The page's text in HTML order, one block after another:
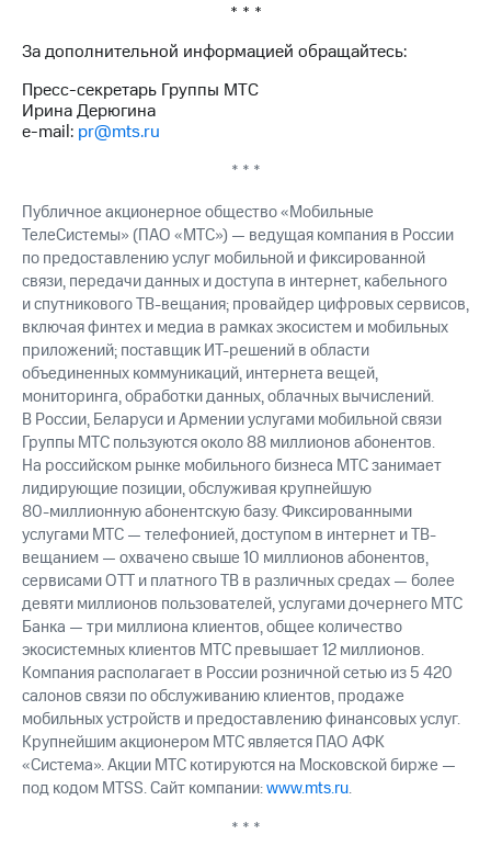
* * *
За дополнительной информацией обращайтесь:
Пресс-секретарь Группы МТС
Ирина Дерюгина
e-mail: pr@mts.ru
* * *
Публичное акционерное общество «Мобильные
ТелеСистемы» (ПАО «МТС») — ведущая компания в России
по предоставлению услуг мобильной и фиксированной
связи, передачи данных и доступа в интернет, кабельного
и спутникового ТВ-вещания; провайдер цифровых сервисов,
включая финтех и медиа в рамках экосистем и мобильных
приложений; поставщик ИТ-решений в области
объединенных коммуникаций, интернета вещей,
мониторинга, обработки данных, облачных вычислений.
В России, Беларуси и Армении услугами мобильной связи
Группы МТС пользуются около 88 миллионов абонентов.
На российском рынке мобильного бизнеса МТС занимает
лидирующие позиции, обслуживая крупнейшую
80-миллионнуюабонентскую базу. Фиксированными
услугами МТС — телефонией, доступом в интернет и ТВ-
вещанием — охвачено свыше 10 миллионов абонентов,
сервисами OTT и платного ТВ в различных средах — более
девяти миллионов пользователей, услугами дочернего МТС
Банка — три миллиона клиентов, общее количество
экосистемных клиентов МТС превышает 12 миллионов.
Компания располагает в России розничной сетью из 5 420
салонов связи по обслуживанию клиентов, продаже
мобильных устройств и предоставлению финансовых услуг.
Крупнейшим акционером МТС является ПАО АФК
«Система». Акции МТС котируются на Московской бирже —
под кодом MTSS. Сайт компании:www.mts.ru.
* * *